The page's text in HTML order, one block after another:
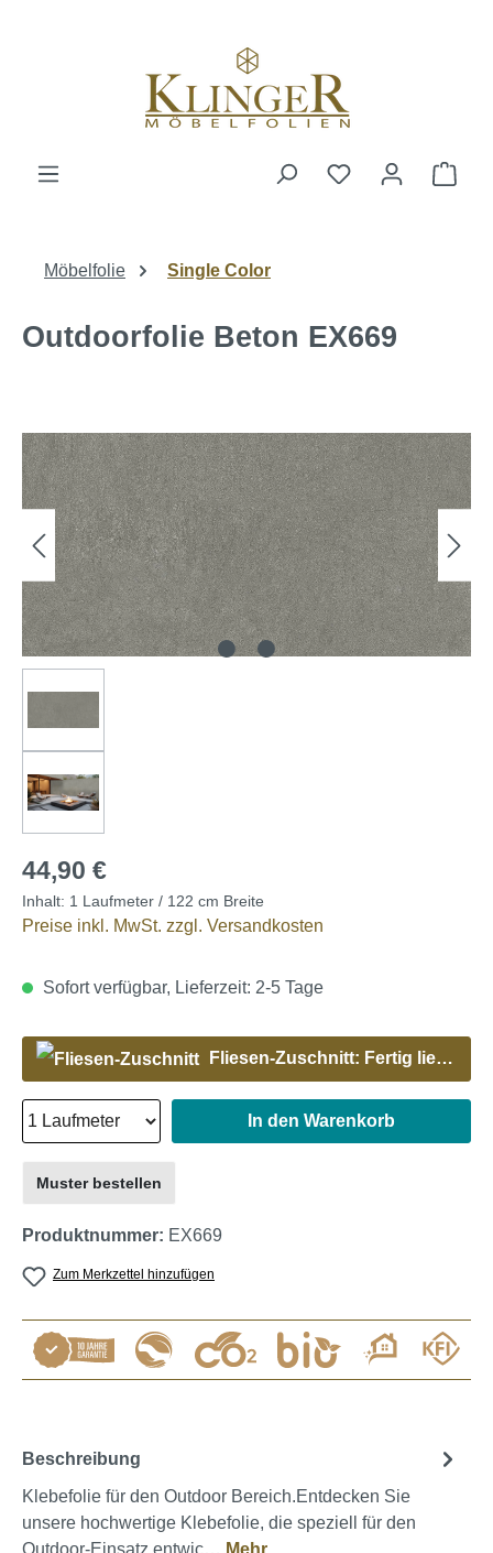
Möbelfolie Single Color
Outdoorfolie Beton EX669
44,90 €
Inhalt: 1 Laufmeter / 122 cm Breite
Preise inkl. MwSt. zzgl. Versandkosten
Sofort verfügbar, Lieferzeit: 2-5 Tage
Fliesen-Zuschnitt: Fertig liefern lassen
In den Warenkorb
Zum Merkzettel hinzufügen
Muster bestellen
Produktnummer: EX669
Beschreibung
Klebefolie für den Outdoor Bereich.Entdecken Sie
unsere hochwertige Klebefolie, die speziell für den